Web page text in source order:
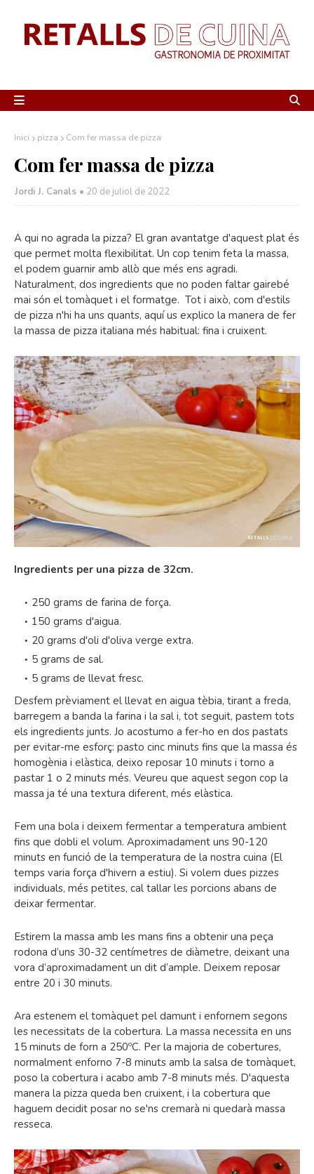
Inici pizza Com fer massa de pizza
Com fer massa de pizza
Jordi J. Canals • 20 de juliol de 2022
A qui no agrada la pizza? El gran avantatge d'aquest plat és
que permet molta flexibilitat. Un cop tenim feta la massa,
el podem guarnir amb allò que més ens agradi.
Naturalment, dos ingredients que no poden faltar gairebé
mai són el tomàquet i el formatge. Tot i això, com d'estils
de pizza n'hi ha uns quants, aquí us explico la manera de fer
la massa de pizza italiana més habitual: fina i cruixent.
Ingredients per una pizza de 32cm.
250 grams de farina de força.
150 grams d'aigua.
20 grams d'oli d'oliva verge extra.
5 grams de sal.
5 grams de llevat fresc.
Desfem prèviament el llevat en aigua tèbia, tirant a freda,
barregem a banda la farina i la sal i, tot seguit, pastem tots
els ingredients junts. Jo acostumo a fer-ho en dos pastats
per evitar-me esforç: pasto cinc minuts fins que la massa és
homogènia i elàstica, deixo reposar 10 minuts i torno a
pastar 1 o 2 minuts més. Veureu que aquest segon cop la
massa ja té una textura diferent, més elàstica.
Fem una bola i deixem fermentar a temperatura ambient
fins que dobli el volum. Aproximadament uns 90-120
minuts en funció de la temperatura de la nostra cuina (El
temps varia força d'hivern a estiu). Si volem dues pizzes
individuals, més petites, cal tallar les porcions abans de
deixar fermentar.
Estirem la massa amb les mans fins a obtenir una peça
rodona d’uns 30-32 centímetres de diàmetre, deixant una
vora d’aproximadament un dit d’ample. Deixem reposar
entre 20 i 30 minuts.
Ara estenem el tomàquet pel damunt i enfornem segons
les necessitats de la cobertura. La massa necessita en uns
15 minuts de forn a 250ºC. Per la majoria de cobertures,
normalment enforno 7-8 minuts amb la salsa de tomàquet,
poso la cobertura i acabo amb 7-8 minuts més. D'aquesta
manera la pizza queda ben cruixent, i la cobertura que
haguem decidit posar no se'ns cremarà ni quedarà massa
resseca.